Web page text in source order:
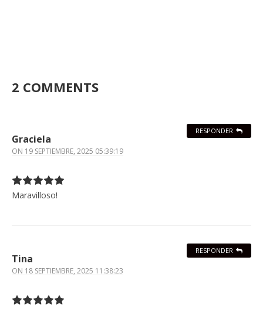
2 COMMENTS
Graciela
ON 19 SEPTIEMBRE, 2025 05:39:19
Maravilloso!
RESPONDER
Tina
ON 18 SEPTIEMBRE, 2025 11:38:23
RESPONDER